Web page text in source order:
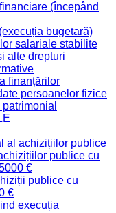
(începând
bugetară)
salariale stabilite
alte drepturi
finanțărilor
persoanelor fizice
al achizițiilor publice
publice cu
€
publice cu
€
execuția